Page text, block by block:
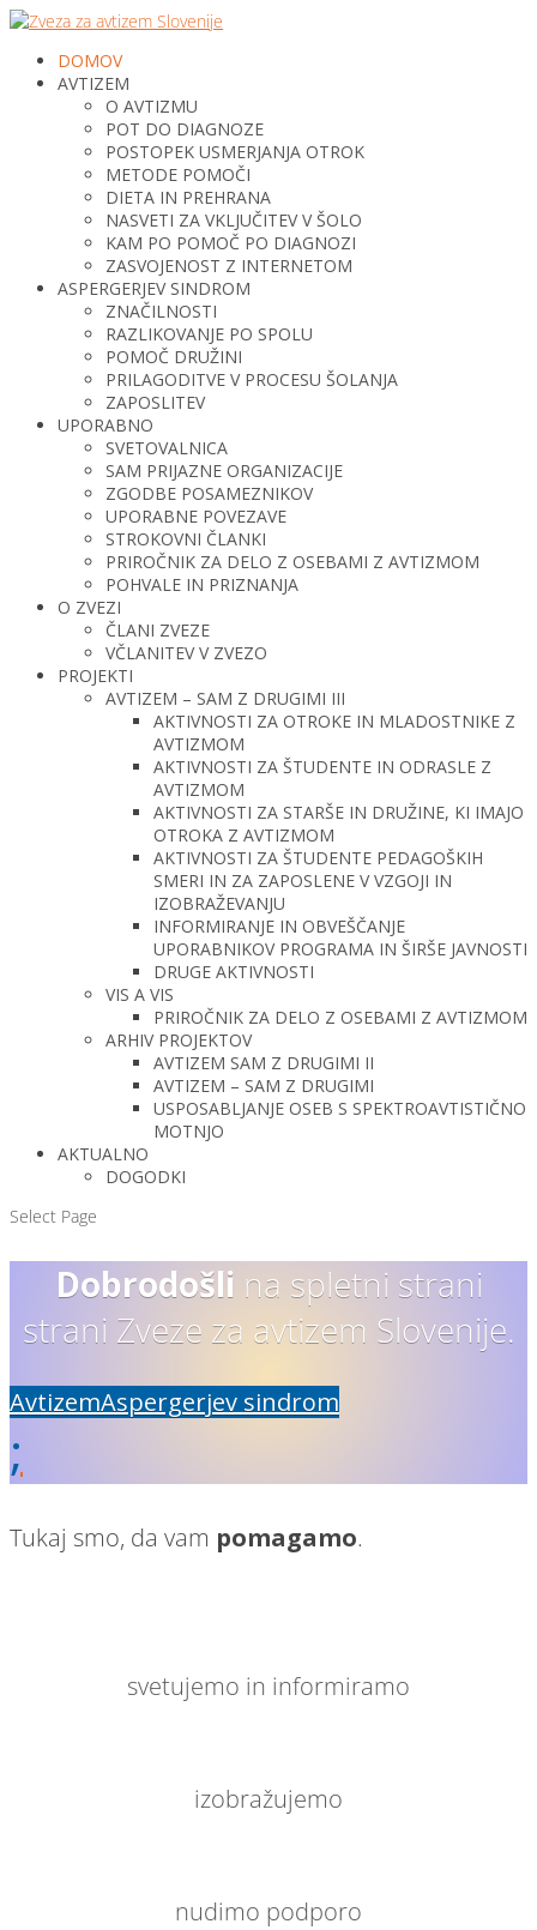
DOMOV
AVTIZEM
O AVTIZMU
POT DO DIAGNOZE
POSTOPEK USMERJANJA OTROK
METODE POMOČI
DIETA IN PREHRANA
NASVETI ZA VKLJUČITEV V ŠOLO
KAM PO POMOČ PO DIAGNOZI
ZASVOJENOST Z INTERNETOM
ASPERGERJEV SINDROM
ZNAČILNOSTI
RAZLIKOVANJE PO SPOLU
POMOČ DRUŽINI
PRILAGODITVE V PROCESU ŠOLANJA
ZAPOSLITEV
UPORABNO
SVETOVALNICA
SAM PRIJAZNE ORGANIZACIJE
ZGODBE POSAMEZNIKOV
UPORABNE POVEZAVE
STROKOVNI ČLANKI
PRIROČNIK ZA DELO Z OSEBAMI Z AVTIZMOM
POHVALE IN PRIZNANJA
O ZVEZI
ČLANI ZVEZE
VČLANITEV V ZVEZO
PROJEKTI
AVTIZEM – SAM Z DRUGIMI III
AKTIVNOSTI ZA OTROKE IN MLADOSTNIKE Z
AVTIZMOM
AKTIVNOSTI ZA ŠTUDENTE IN ODRASLE Z
AVTIZMOM
AKTIVNOSTI ZA STARŠE IN DRUŽINE, KI IMAJO
OTROKA Z AVTIZMOM
AKTIVNOSTI ZA ŠTUDENTE PEDAGOŠKIH
SMERI IN ZA ZAPOSLENE V VZGOJI IN
IZOBRAŽEVANJU
INFORMIRANJE IN OBVEŠČANJE
UPORABNIKOV PROGRAMA IN ŠIRŠE JAVNOSTI
DRUGE AKTIVNOSTI
VIS A VIS
PRIROČNIK ZA DELO Z OSEBAMI Z AVTIZMOM
ARHIV PROJEKTOV
AVTIZEM SAM Z DRUGIMI II
AVTIZEM – SAM Z DRUGIMI
USPOSABLJANJE OSEB S SPEKTROAVTISTIČNO
MOTNJO
AKTUALNO
DOGODKI
Select Page
Dobrodošli na spletni strani
strani Zveze za avtizem Slovenije.
AvtizemAspergerjev sindrom
;
Tukaj smo, da vam pomagamo.
svetujemo in informiramo
izobražujemo
nudimo podporo